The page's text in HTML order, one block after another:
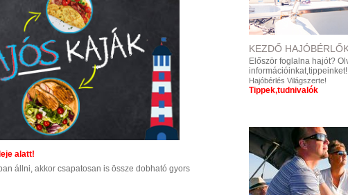
alatt!
állni, akkor csapatosan is össze dobható gyors
KEZDŐ
Először foglalna hajót?
információinkat,tippeinket!
Hajóbérlés Világszerte!
Tippek,tudnivalók